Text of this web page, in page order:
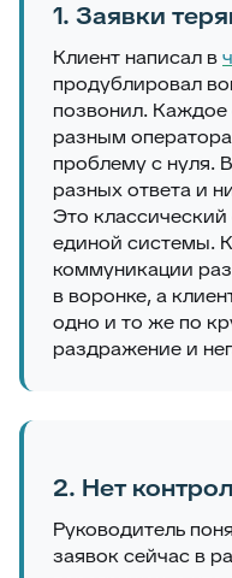
1. Заявки
Клиент написал в
продублировал
позвонил.
разным
проблему с нуля.
разных ответа и
Это
единой системы.
коммуникации
в воронке, а
одно и то же по
раздражение и
2. Нет
Руководитель
заявок сейчас в